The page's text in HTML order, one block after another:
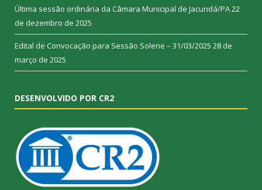
Última sessão ordinária da Câmara Municipal de Jacundá/PA22
de dezembro de 2025
Edital de Convocação para Sessão Solene – 31/03/2025 28 de
março de 2025
DESENVOLVIDO POR CR2